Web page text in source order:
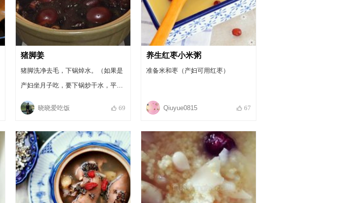
猪脚姜
猪脚洗净去毛，下锅焯水。（如果是
产妇坐月子吃，要下锅炒干水，平时
吃吃怕上火，可以不炒）我怕肥，选
的是猪脚尖那一段，都是皮和蹄筋，
没有肥肉
晓晓爱吃饭 69
养生红枣小米粥
准备米和枣（产妇可用红枣）
Qiuyue0815 67